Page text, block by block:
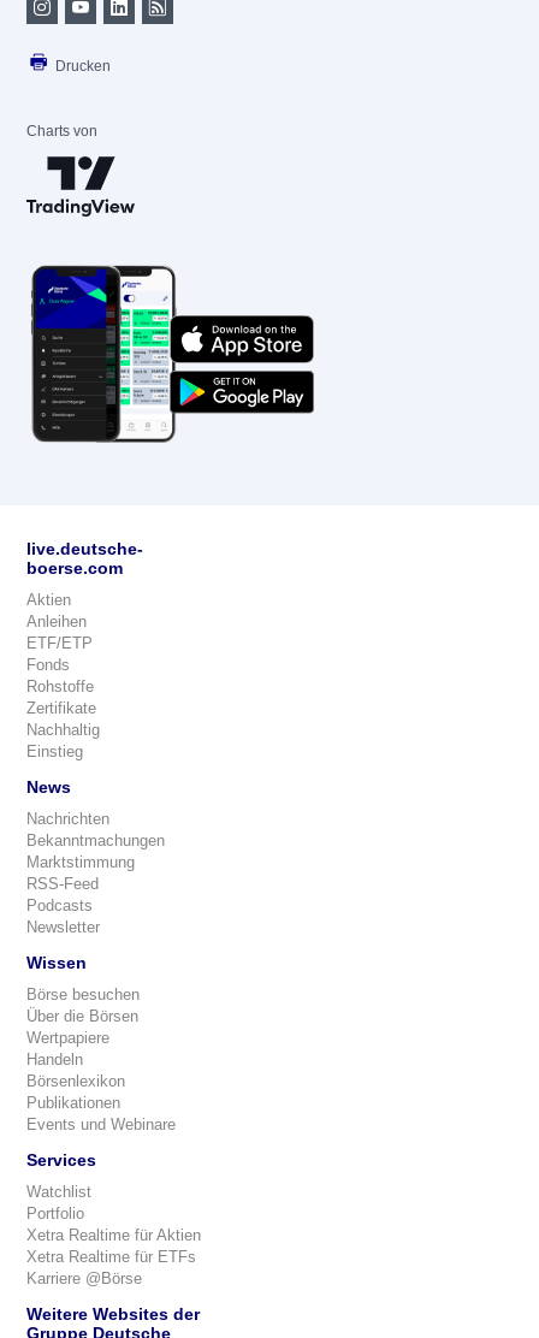
Drucken
Charts von
live.deutsche-
boerse.com
Aktien
Anleihen
ETF/ETP
Fonds
Rohstoffe
Zertifikate
Nachhaltig
Einstieg
News
Nachrichten
Bekanntmachungen
Marktstimmung
RSS-Feed
Podcasts
Newsletter
Wissen
Börse besuchen
Über die Börsen
Wertpapiere
Handeln
Börsenlexikon
Publikationen
Events und Webinare
Services
Watchlist
Portfolio
Xetra Realtime für Aktien
Xetra Realtime für ETFs
Karriere @Börse
Weitere Websites der
Gruppe Deutsche